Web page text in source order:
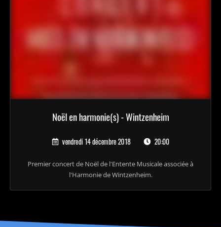
Noël en harmonie(s) - Wintzenheim
vendredi 14 décembre 2018 20:00
Premier concert de Noël de l'Entente Musicale associée à
l'Harmonie de Wintzenheim.